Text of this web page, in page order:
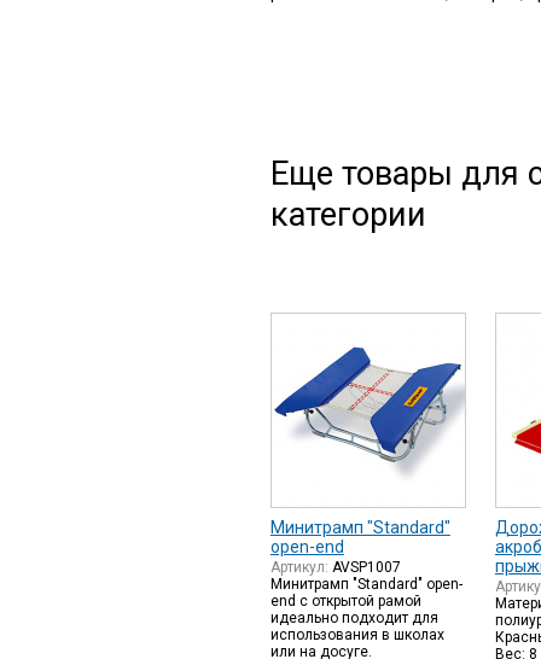
Еще товары для
категории
Минитрамп "Standard"
open-end
Артикул: AVSP1007
Минитрамп "Standard" open-
end с открытой рамой
идеально подходит для
использования в школах
или на досуге.
Вес: 8